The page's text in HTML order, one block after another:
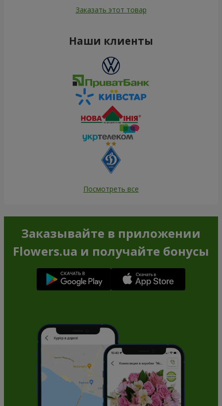
Заказать этот товар
Наши клиенты
Посмотреть все
Заказывайте в приложении
Flowers.ua и получайте бонусы